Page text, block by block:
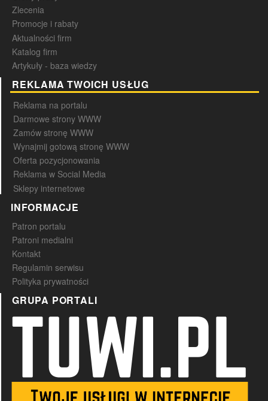
Zlecenia
Promocje i rabaty
Aktualności firm
Katalog firm
Artykuły - baza wiedzy
REKLAMA TWOICH USŁUG
Reklama na portalu
Darmowe strony WWW
Zamów stronę WWW
Wynajmij gotową stronę WWW
Oferta pozycjonowania
Reklama w Social Media
Sklepy internetowe
INFORMACJE
Patron portalu
Patroni medialni
Kontakt
Regulamin serwisu
Polityka prywatności
GRUPA PORTALI